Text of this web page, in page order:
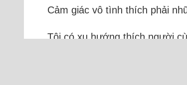
Cảm giác vô tình thích phải
Tôi có xu hướng thích người